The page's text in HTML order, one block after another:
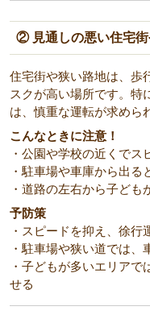
② 見通しの悪い住宅
住宅街や狭い路地は、歩
スクが高い場所です。特
は、慎重な運転が求めら
こんなときに注意！
・公園や学校の近くでス
・駐車場や車庫から出る
・道路の左右から子ども
予防策
・スピードを抑え、徐行
・駐車場や狭い道では
・子どもが多いエリア
せる